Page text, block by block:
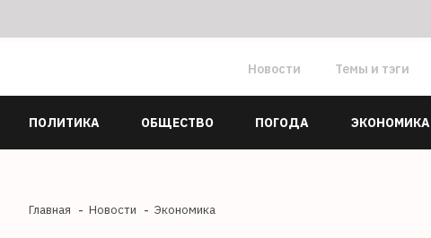
Новости Темы и тэги
ПОЛИТИКА ОБЩЕСТВО ПОГОДА ЭКОНОМИКА
Главная Новости Экономика